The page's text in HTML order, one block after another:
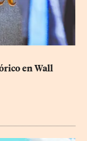
en Wall